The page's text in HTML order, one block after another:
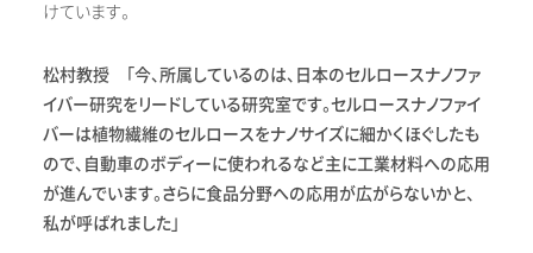
けています。
松村教授 「今、所属しているのは、日本のセルロースナノファ
イバー研究をリードしている研究室です。セルロースナノファイ
バーは植物繊維のセルロースをナノサイズに細かくほぐしたも
ので、自動車のボディーに使われるなど主に工業材料への応用
が進んでいます。さらに食品分野への応用が広がらないかと、
私が呼ばれました」